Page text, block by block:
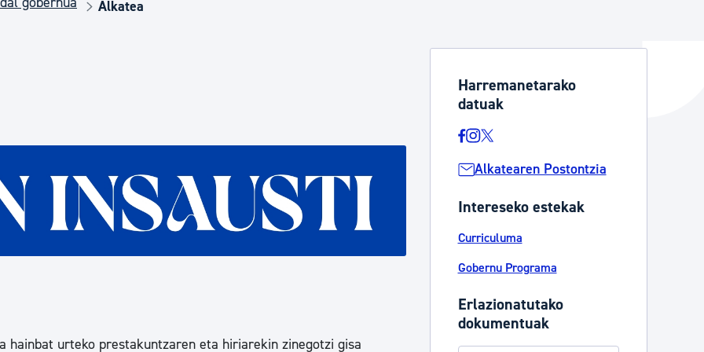
Kultura
Alkatea
hainbat urteko prestakuntzaren eta hiriarekin zinegotzi gisa
Harremanetarako
datuak
Alkatearen Postontzia
Intereseko estekak
Curriculuma
Gobernu Programa
Erlazionatutako
dokumentuak